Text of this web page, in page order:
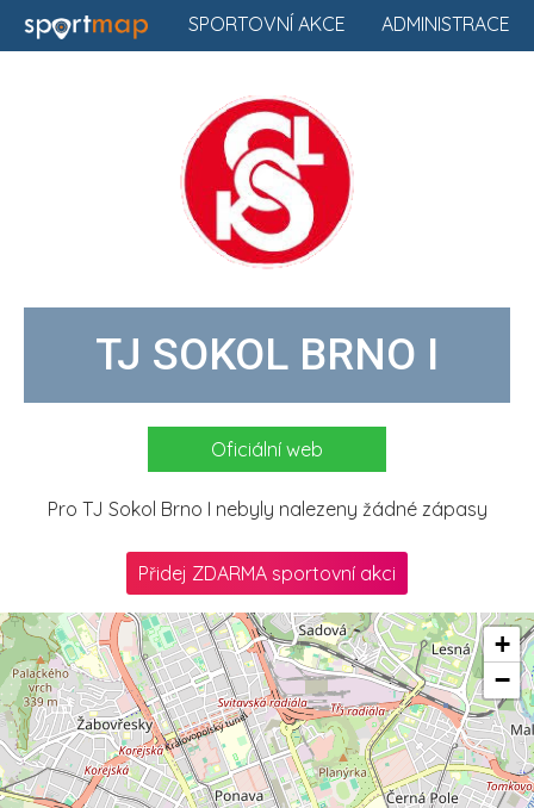
ADMINISTRACE
SPORTOVNÍ AKCE
TJ SOKOL BRNO I
Oficiální web
Pro TJ Sokol Brno I nebyly nalezeny žádné zápasy
Přidej ZDARMA sportovní akci
+
−